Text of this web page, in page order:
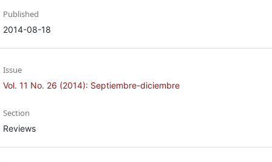
Published
2014-08-18
Issue
Vol. 11 No. 26 (2014): Septiembre-diciembre
Section
Reviews